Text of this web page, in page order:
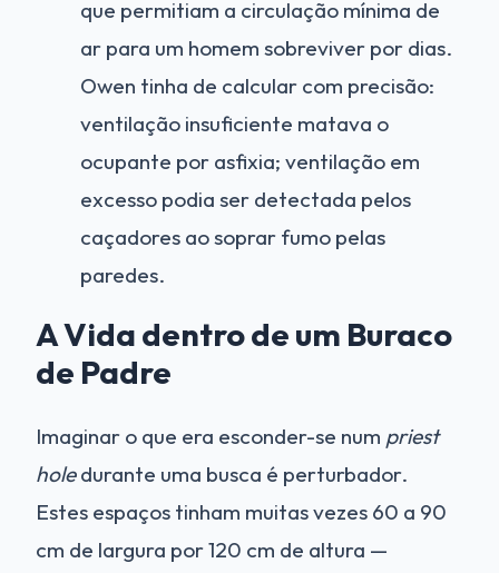
que permitiam a circulação mínima de
ar para um homem sobreviver por dias.
Owen tinha de calcular com precisão:
ventilação insuficiente matava o
ocupante por asfixia; ventilação em
excesso podia ser detectada pelos
caçadores ao soprar fumo pelas
paredes.
A Vida dentro de um Buraco
de Padre
Imaginar o que era esconder-se num priest
holedurante uma busca é perturbador.
Estes espaços tinham muitas vezes 60 a 90
cm de largura por 120 cm de altura —